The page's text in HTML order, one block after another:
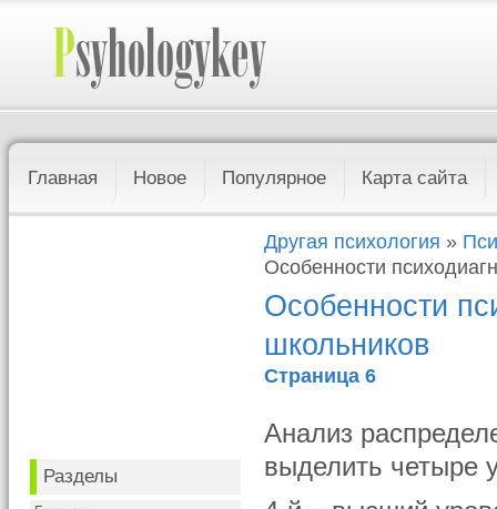
Главная Новое Популярное Карта сайта
Разделы
Другая психология »
Особенности
Особенности
школьников
Страница 6
Анализ
выделить четыре